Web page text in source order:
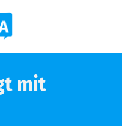
mit